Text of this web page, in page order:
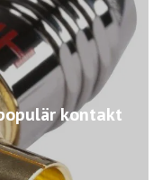
kontakt